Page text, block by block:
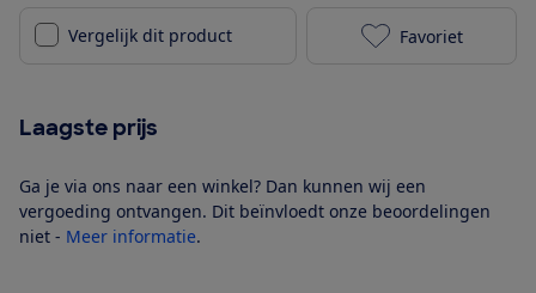
Vergelijk dit product Philips
Favoriet
Laagste prijs
Ga je via ons naar een winkel? Dan kunnen wij een
vergoeding ontvangen. Dit beïnvloedt onze beoordelingen
niet - Meer informatie.